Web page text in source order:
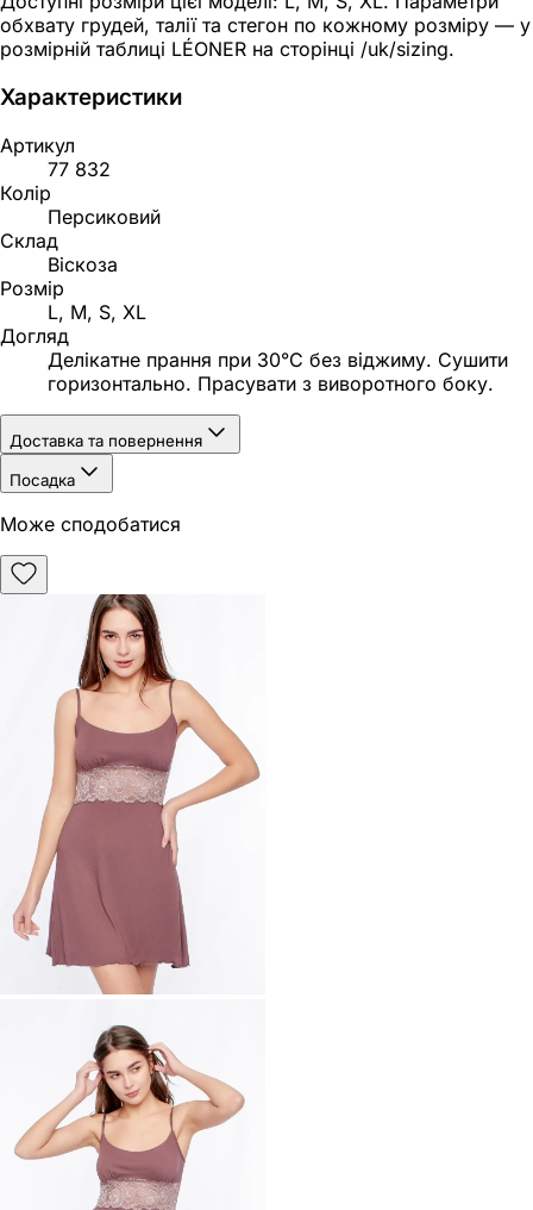
обхвату грудей, талії та стегон по кожному розміру — у
розмірній таблиці LÉONER на сторінці /uk/sizing.
Характеристики
Артикул
77 832
Колір
Персиковий
Склад
Віскоза
Розмір
L, M, S, XL
Догляд
Делікатне прання при 30°C без віджиму. Сушити
горизонтально. Прасувати з виворотного боку.
Доставка та повернення
Посадка
Може сподобатися